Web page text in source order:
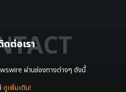
ดต่อเรา
ผ่านช่องทางต่างๆ ดังนี้
ดูเพิ่มเติม!